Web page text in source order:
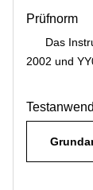
Prüfnorm
Das
2002 und